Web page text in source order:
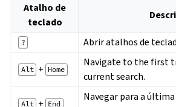
Atalho de
teclado
? Abrir atalhos de
Alt + Home
Navigate to the first
current search.
Alt + End
Navegar para a